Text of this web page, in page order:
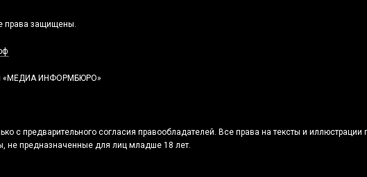
права защищены.
«МЕДИА ИНФОРМБЮРО»
с предварительного согласия правообладателей. Все права на тексты и иллюстрации
не предназначенные для лиц младше 18 лет.